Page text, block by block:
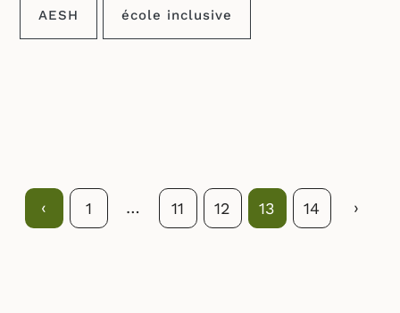
AESH école inclusive
Précédent
‹ 1 … 11 12 13 14 Suivant
›